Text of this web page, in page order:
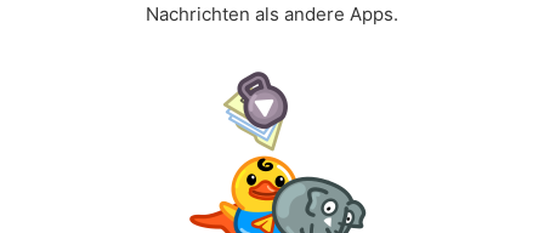
Nachrichten als andere Apps.